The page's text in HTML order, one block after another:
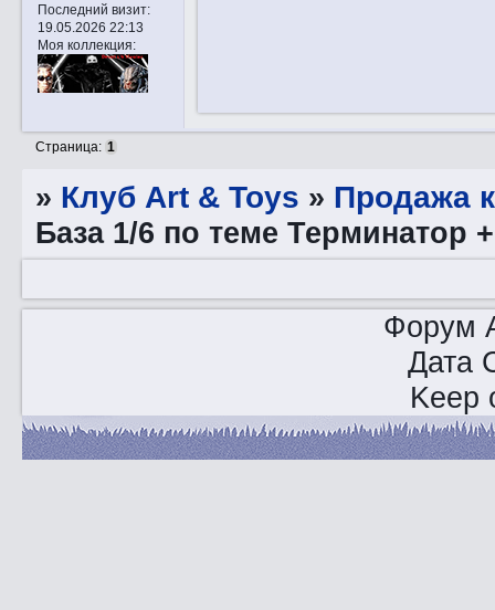
Последний визит:
19.05.2026 22:13
Моя коллекция:
Страница: 1
» Клуб Art & Toys » Продажа
База 1/6 по теме Терминатор
Форум
Дата
Keep